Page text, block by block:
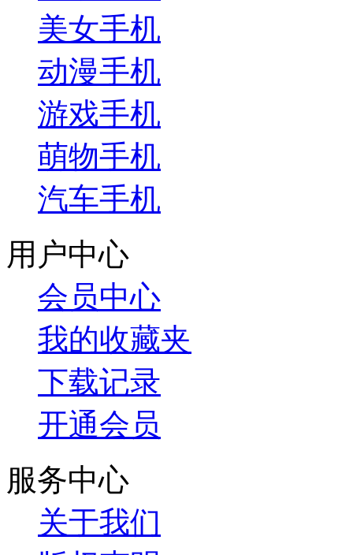
美女手机
动漫手机
游戏手机
萌物手机
汽车手机
用户中心
会员中心
我的收藏夹
下载记录
开通会员
服务中心
关于我们